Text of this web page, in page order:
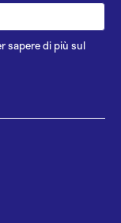
sapere di più sul